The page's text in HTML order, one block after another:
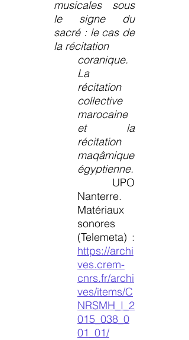
musicales sous
le signe du
sacré : le cas de
la récitation
coranique.
La
récitation
collective
marocaine
et la
récitation
maqâmique
égyptienne.
UPO
Nanterre.
Matériaux
sonores
(Telemeta) :
https://archi
ves.crem-
cnrs.fr/archi
ves/items/C
NRSMH_I_2
015_038_0
01_01/